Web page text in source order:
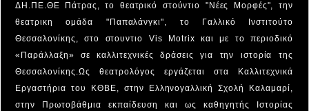
ΔΗ.ΠΕ.ΘΕ Πάτρας, το θεατρικό στούντιο "Νέες Μορφές", την
θεατρικη ομάδα "Παπαλάνγκι", το Γαλλικό Ινστιτούτο
Θεσσαλονίκης, στο στουντιο Vis Motrix και με το περιοδικό
«Παράλλαξη» σε καλλιτεχνικές δράσεις για την ιστορία της
Θεσσαλονίκης.Ως θεατρολόγος εργάζεται στα Καλλιτεχνικά
Εργαστήρια του ΚΘΒΕ, στην Ελληνογαλλική Σχολή Καλαμαρί,
στην Πρωτοβάθμια εκπαίδευση και ως καθηγητής Ιστορίας